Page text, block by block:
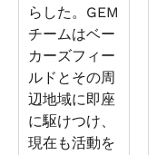
らした。GEM
チームはベー
カーズフィー
ルドとその周
辺地域に即座
に駆けつけ、
現在も活動を